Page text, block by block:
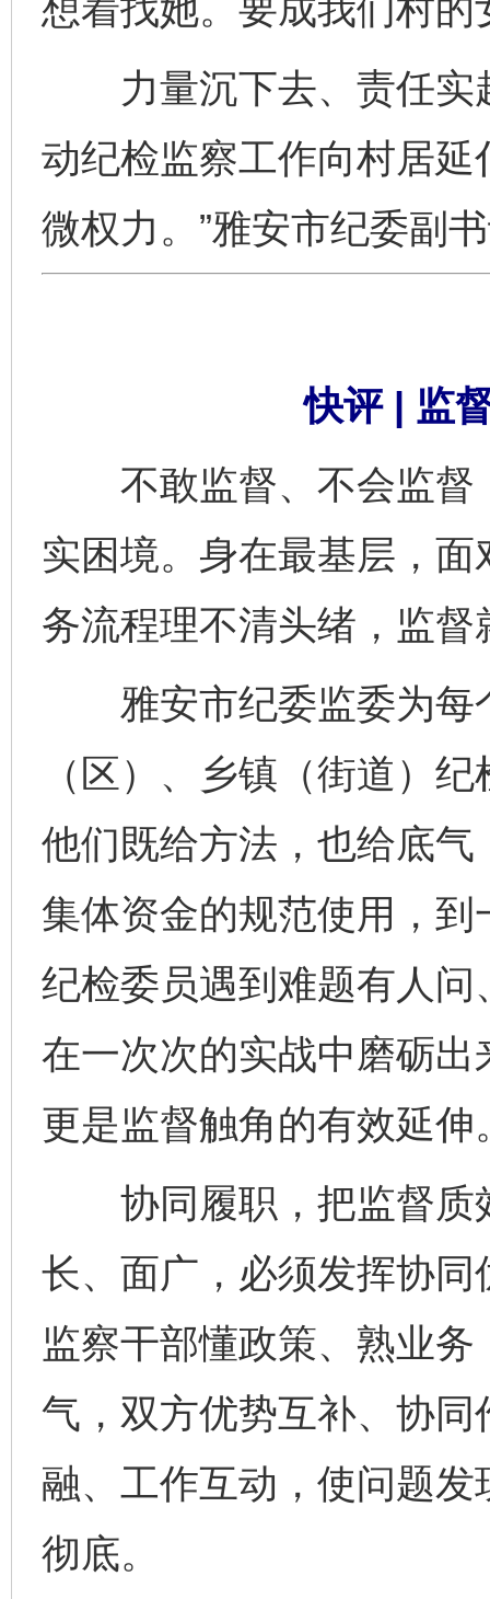
想着找她。要成我们村的
力量沉下去、责任实
动纪检监察工作向村居
微权力。”雅安市纪委副
快评 | 监
不敢监督、不会监督
实困境。身在最基层，
务流程理不清头绪，监
雅安市纪委监委为每
（区）、乡镇（街道）
他们既给方法，也给底
集体资金的规范使用，
纪检委员遇到难题有人
在一次次的实战中磨砺出
更是监督触角的有效延伸
协同履职，把监督质
长、面广，必须发挥协
监察干部懂政策、熟业
气，双方优势互补、协
融、工作互动，使问题
彻底。
完善运行机制助力责任有效落实